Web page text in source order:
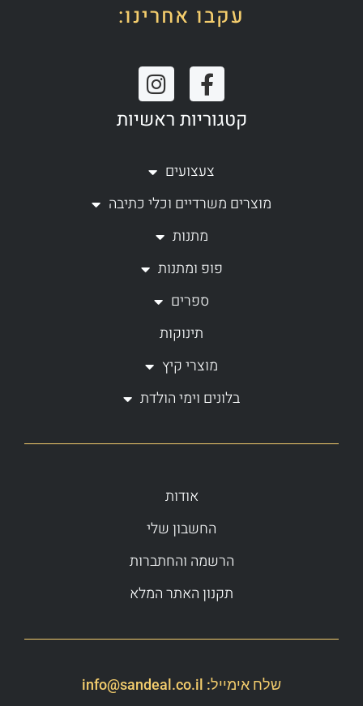
עקבו אחרינו:
F
a
c
b
o
o
k
f
I
n
s
a
r
a
קטגוריות ראשיות
צעצועים
מוצרים משרדיים וכלי כתיבה
מתנות
פופ ומתנות
ספרים
תינוקות
מוצרי קיץ
בלונים וימי הולדת
אודות
החשבון שלי
הרשמה והחתברות
תקנון האתר המלא
שלח אימייל: info@sandeal.co.il